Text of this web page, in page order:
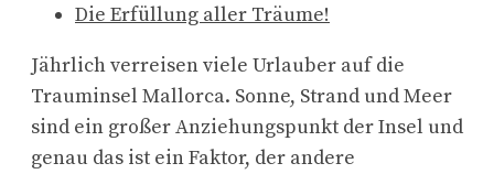
Die Erfüllung aller Träume!
Jährlich verreisen viele Urlauber auf die
Trauminsel Mallorca. Sonne, Strand und Meer
sind ein großer Anziehungspunkt der Insel und
genau das ist ein Faktor, der andere